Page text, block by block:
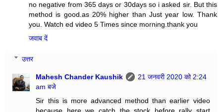
no negative from 365 days or 30days so i asked sir. But this
method is good.as 20% higher than Just year low. Thank
you. Watch ed video 5 Times since morning.thank you
जवाब दें
उत्तर
Mahesh Chander Kaushik
21 जनवरी 2020 को 2:24
am बजे
Sir this is more advanced method than earlier video
because here we catch the stock before rally start